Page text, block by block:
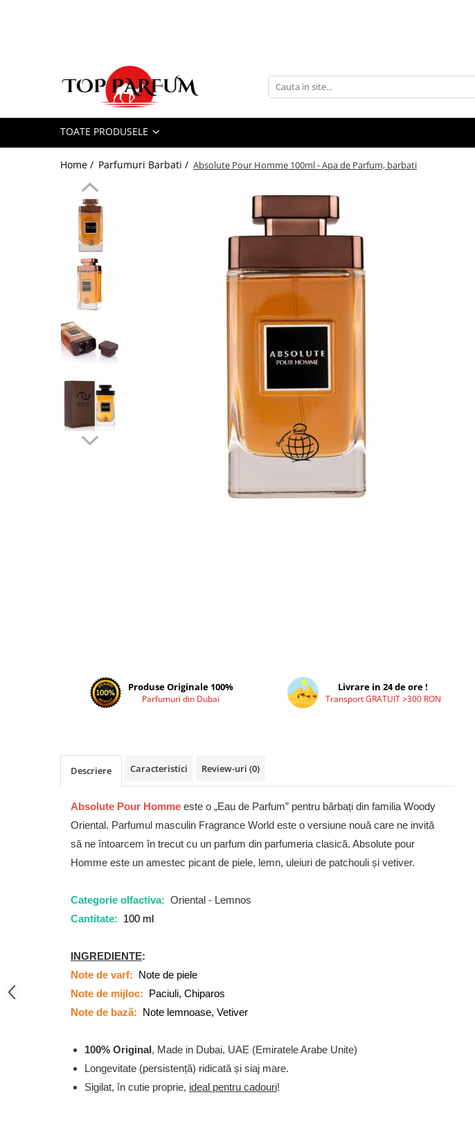
Seturi Parfumuri
Pachete BARBATI
Parfumuri Barbati
Parfumuri Unisex
Tipuri Parfumuri
Parfumuri Citrice
Parfumuri Condimentate
Parfumuri Dulci
Parfumuri Exotice
Parfumuri Florale
Parfumuri Fructate
Parfumuri Lemnoase
Al Fakhr Perfumes
Ard al Zaafaran
Athoor Al Alam
Fragrance World
Frederic Patric
Grandeur Elite
Jenny Glow
Maison Alhambra
TOATE PRODUSELE
Home / Parfumuri Barbati / Absolute Pour Homme 100ml - Apa de Parfum, barbati
Produse Originale 100%
Parfumuri din Dubai
Livrare in 24 de ore !
Transport GRATUIT >300 RON
Descriere Caracteristici Review-uri (0)
Absolute Pour Homme este o „Eau de Parfum” pentru bărbați din familia Woody
Oriental. Parfumul masculin Fragrance World este o versiune nouă care ne invită
să ne întoarcem în trecut cu un parfum din parfumeria clasică. Absolute pour
Homme este un amestec picant de piele, lemn, uleiuri de patchouli și vetiver.
Categorie olfactiva: Oriental - Lemnos
Cantitate: 100 ml
INGREDIENTE:
Note de varf: Note de piele
Note de mijloc: Paciuli, Chiparos
Note de bază: Note lemnoase, Vetiver
100% Original, Made in Dubai, UAE (Emiratele Arabe Unite)
Longevitate (persistență) ridicată și siaj mare.
Sigilat, în cutie proprie, ideal pentru cadouri!